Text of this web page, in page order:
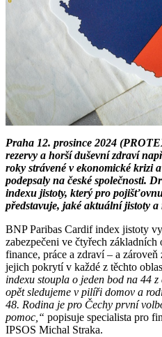
Praha 12. prosince 2024
rezervy a horší duševní zdraví
roky strávené v ekonomické krizi
podepsaly na české společnosti.
indexu jistoty, který pro
představuje, jaké aktuální jistoty
BNP Paribas Cardif index jistoty
zabezpečeni ve čtyřech základních
finance, práce a zdraví – a
jejich pokrytí v každé z těchto
indexu stoupla o jeden bod na 44
opět sledujeme v pilíři domov a
48. Rodina je pro Čechy první
pomoc,“ popisuje specialista pro
IPSOS Michal Straka.